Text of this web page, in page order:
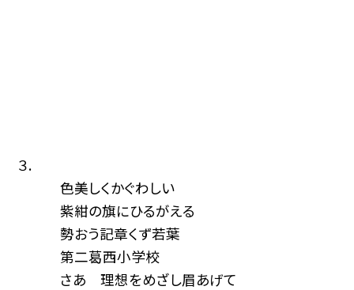
３.
色美しくかぐわしい
紫紺の旗にひるがえる
勢おう記章くず若葉
第二葛西小学校
さあ 理想をめざし眉あげて